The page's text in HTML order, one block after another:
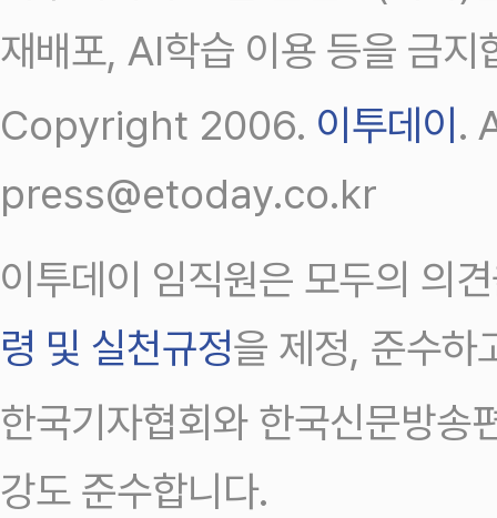
재배포, AI학습 이용 등을 금지
Copyright 2006. 이투데이 .
press@etoday.co.kr
이투데이 임직원은 모두의 의
령 및 실천규정을 제정, 준수하
한국기자협회와 한국신문방송
강도 준수합니다.